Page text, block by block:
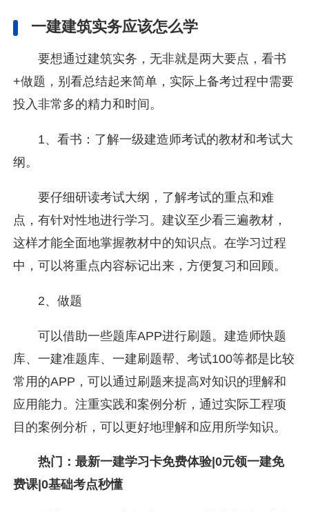
一建建筑实务应该怎么学
要想通过建筑实务，无非就是两大要点，看书
+做题，别看总结起来简单，实际上备考过程中需要
投入非常多的精力和时间。
1、看书：了解一级建造师考试的教材和考试大
纲。
要仔细研读考试大纲，了解考试的重点和难
点，有针对性地进行学习。建议至少看三遍教材，
这样才能全面地掌握教材中的知识点。在学习过程
中，可以将重点内容标记出来，方便复习和回顾。
2、做题
可以借助一些题库APP进行刷题。建造师快题
库、一建准题库、一建刷题帮、考试100等都是比较
常用的APP，可以通过刷题来提高对知识的理解和
应用能力。注重实践和案例分析，通过实际工程项
目的案例分析，可以更好地理解和应用所学知识。
热门：最新一建学习卡免费体验|0元领一建免
费课|0基础考点秒懂